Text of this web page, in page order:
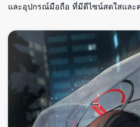
และอุปกรณ์มือถือ ที่มีดีไซน์สดใสและ